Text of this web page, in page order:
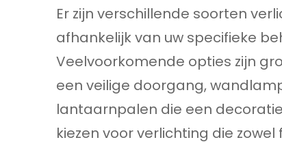
Er zijn verschillende soorten
afhankelijk van uw specifieke
Veelvoorkomende opties zijn
een veilige doorgang,
lantaarnpalen die een
kiezen voor verlichting die